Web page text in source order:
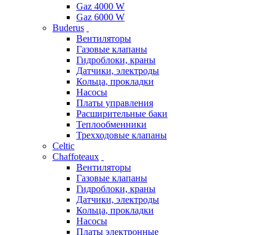
Gaz 4000 W
Gaz 6000 W
Buderus
Вентиляторы
Газовые клапаны
Гидроблоки, краны
Датчики, электроды
Кольца, прокладки
Насосы
Платы управления
Расширительные баки
Теплообменники
Трехходовые клапаны
Celtic
Chaffoteaux
Вентиляторы
Газовые клапаны
Гидроблоки, краны
Датчики, электроды
Кольца, прокладки
Насосы
Платы электронные